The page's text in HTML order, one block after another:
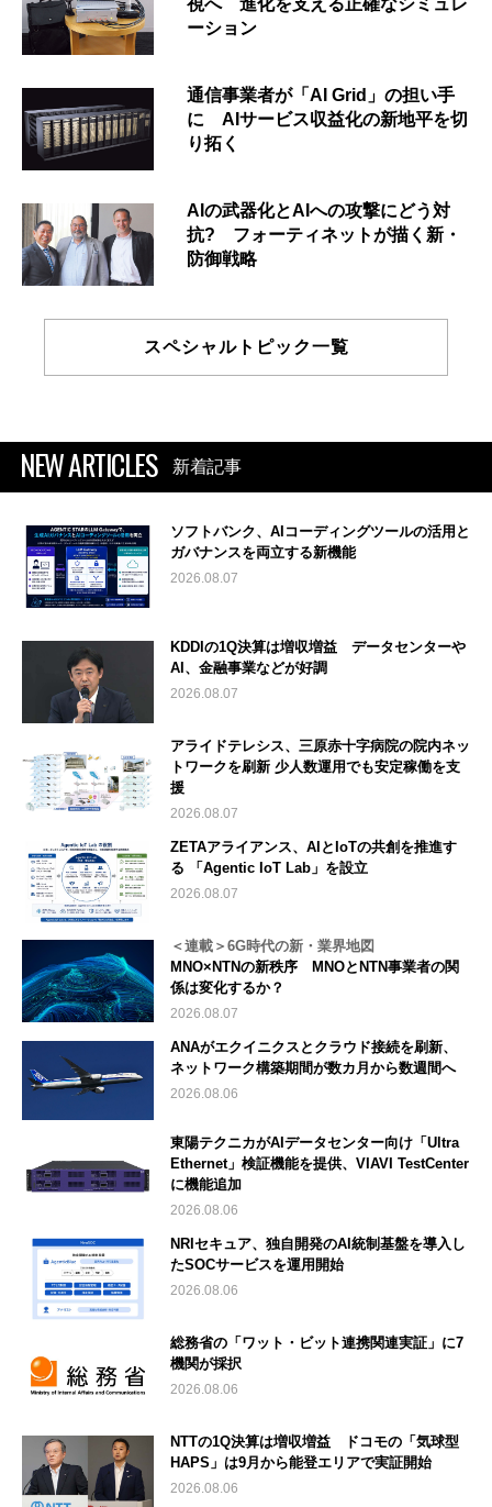
視へ 進化を支える正確なシミュレ
ーション
通信事業者が「AI Grid」の担い手
に AIサービス収益化の新地平を切
り拓く
AIの武器化とAIへの攻撃にどう対
抗? フォーティネットが描く新・
防御戦略
スペシャルトピック一覧
NEW ARTICLES 新着記事
ソフトバンク、AIコーディングツールの活用と
ガバナンスを両立する新機能
2026.08.07
KDDIの1Q決算は増収増益 データセンターや
AI、金融事業などが好調
2026.08.07
アライドテレシス、三原赤十字病院の院内ネッ
トワークを刷新 少人数運用でも安定稼働を支
援
2026.08.07
ZETAアライアンス、AIとIoTの共創を推進す
る 「Agentic IoT Lab」を設立
2026.08.07
＜連載＞6G時代の新・業界地図
MNO×NTNの新秩序 MNOとNTN事業者の関
係は変化するか？
2026.08.07
ANAがエクイニクスとクラウド接続を刷新、
ネットワーク構築期間が数カ月から数週間へ
2026.08.06
東陽テクニカがAIデータセンター向け「Ultra
Ethernet」検証機能を提供、VIAVI TestCenter
に機能追加
2026.08.06
NRIセキュア、独自開発のAI統制基盤を導入し
たSOCサービスを運用開始
2026.08.06
総務省の「ワット・ビット連携関連実証」に7
機関が採択
2026.08.06
NTTの1Q決算は増収増益 ドコモの「気球型
HAPS」は9月から能登エリアで実証開始
2026.08.06